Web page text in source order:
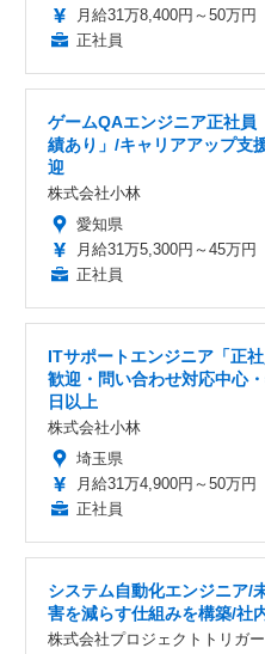
月給31万8,400円～50万円
正社員
ゲームQAエンジニア正社員
績あり」/キャリアアップ支
迎
株式会社小林
愛知県
月給31万5,300円～45万円
正社員
ITサポートエンジニア「正
歓迎・問い合わせ対応中心
日以上
株式会社小林
埼玉県
月給31万4,900円～50万円
正社員
システム自動化エンジニア/
害を減らす仕組みを構築/社
株式会社プロジェクトトリガー